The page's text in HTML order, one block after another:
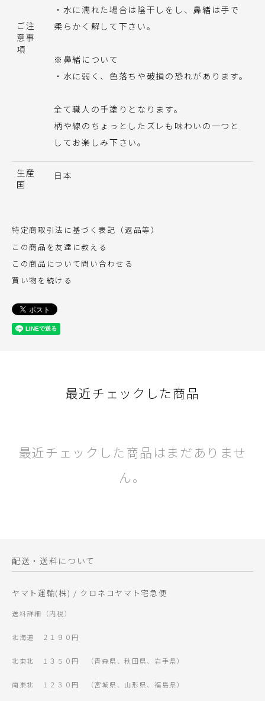
ご注
意事
項
・水に濡れた場合は陰干しをし、鼻緒は手で
柔らかく解して下さい。
※鼻緒について
・水に弱く、色落ちや破損の恐れがあります。
全て職人の手塗りとなります。
柄や線のちょっとしたズレも味わいの一つと
してお楽しみ下さい。
生産
国
日本
特定商取引法に基づく表記（返品等）
この商品を友達に教える
この商品について問い合わせる
買い物を続ける
最近チェックした商品
最近チェックした商品はまだありませ
ん。
配送・送料について
ヤマト運輸(株) / クロネコヤマト宅急便
送料詳細（内税）
北海道 ２１９０円
北東北 １３５０円 （青森県、秋田県、岩手県）
南東北 １２３０円 （宮城県、山形県、福島県）